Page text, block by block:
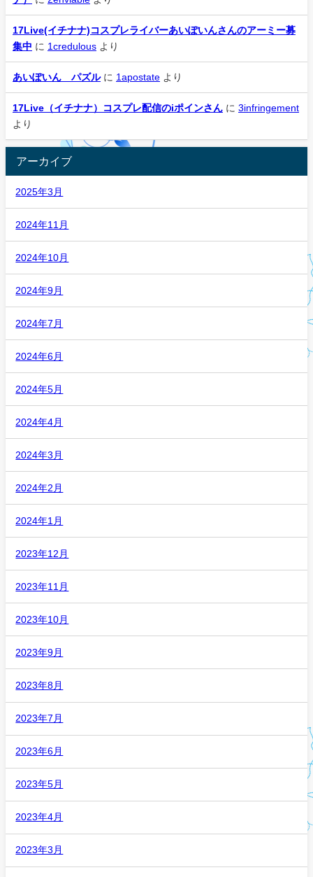
17Live(イチナナ)コスプレライバーあいぽいんさんのアーミー募
集中 に 1credulous より
あいぽいん パズルに 1apostate より
17Live（イチナナ）コスプレ配信のiポインさん に 3infringement
より
アーカイブ
2025年3月
2024年11月
2024年10月
2024年9月
2024年7月
2024年6月
2024年5月
2024年4月
2024年3月
2024年2月
2024年1月
2023年12月
2023年11月
2023年10月
2023年9月
2023年8月
2023年7月
2023年6月
2023年5月
2023年4月
2023年3月